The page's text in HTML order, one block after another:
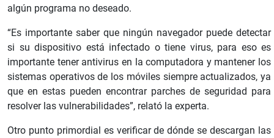
algún programa no deseado.
“Es importante saber que ningún navegador puede detectar
si su dispositivo está infectado o tiene virus, para eso es
importante tener antivirus en la computadora y mantener los
sistemas operativos de los móviles siempre actualizados, ya
que en estas pueden encontrar parches de seguridad para
resolver las vulnerabilidades”, relató la experta.
Otro punto primordial es verificar de dónde se descargan las